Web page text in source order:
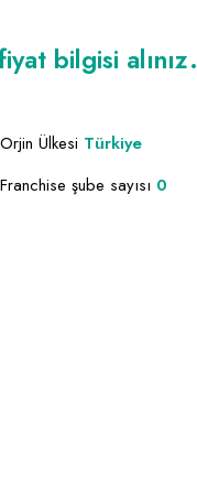
bilgisi alınız.
Orjin Ülkesi Türkiye
Franchise şube sayısı 0